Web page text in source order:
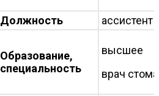
Должность ассистент
Образование,
специальность
высшее
врач